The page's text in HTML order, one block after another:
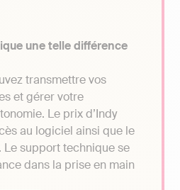
une telle différence
transmettre vos
et gérer votre
Le prix d’Indy
au logiciel ainsi que le
support technique se
dans la prise en main